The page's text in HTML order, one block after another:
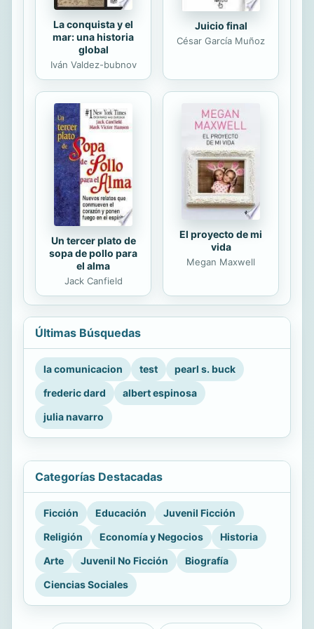
La conquista y el
mar: una historia
global
Iván Valdez-bubnov
Juicio final
César García Muñoz
Un tercer plato de
sopa de pollo para
el alma
Jack Canfield
El proyecto de mi
vida
Megan Maxwell
Últimas Búsquedas
la comunicacion test
pearl s. buck
frederic dard
albert espinosa
julia navarro
Categorías Destacadas
Ficción Educación
Juvenil Ficción
Religión
Economía y Negocios
Historia
Arte
Juvenil No Ficción
Biografía
Ciencias Sociales